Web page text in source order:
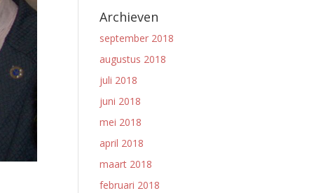
Archieven
september 2018
augustus 2018
juli 2018
juni 2018
mei 2018
april 2018
maart 2018
februari 2018